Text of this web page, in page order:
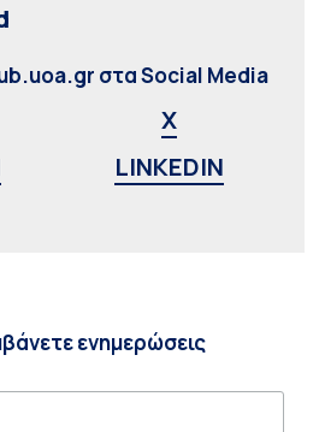
στα Social Media
X
LINKEDIN
ενημερώσεις